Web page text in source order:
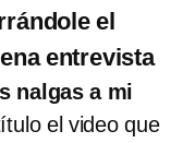
el
entrevista
nalgas a mi
el video que